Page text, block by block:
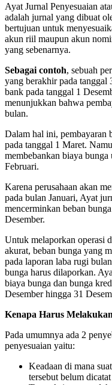
Ayat Jurnal Penyesuaian
adalah jurnal yang dibuat
bertujuan untuk
akun riil maupun akun
yang sebenarnya.
Sebagai contoh, sebuah
yang berakhir pada tanggal
bank pada tanggal 1
menunjukkan bahwa
bulan.
Dalam hal ini, pembayaran
pada tanggal 1 Maret.
membebankan biaya
Februari.
Karena perusahaan akan
pada bulan Januari, Ayat
mencerminkan beban
Desember.
Untuk melaporkan operasi
akurat, beban bunga yang
pada laporan laba rugi
bunga harus dilaporkan.
biaya bunga dan bunga
Desember hingga 31
Kenapa Harus
Pada umumnya ada 2
penyesuaian yaitu:
Keadaan di mana
tersebut belum